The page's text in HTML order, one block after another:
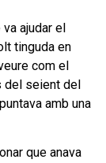
ajudar el
tinguda en
com el
del seient del
amb una
que anava